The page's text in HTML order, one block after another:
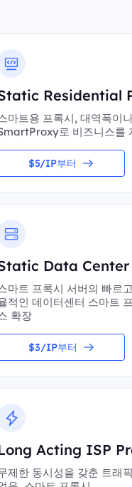
Residential
마트용 프록시, 대역폭이
로 비즈니스를
$5/IP부터
Data
마트 프록시 서버의 빠르
적인 데이터센터 스마트
확장
$3/IP부터
Acting ISP
제한 동시성을 갖춘 트래